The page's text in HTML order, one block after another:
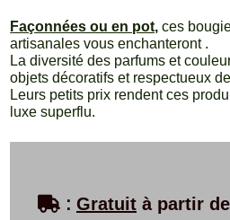
Façonnées ou en pot, ces
artisanales vous enchanteront .
La diversité des parfums et
objets décoratifs et respectueux
Leurs petits prix rendent ces
luxe superflu.
 : Gratuit à partir de